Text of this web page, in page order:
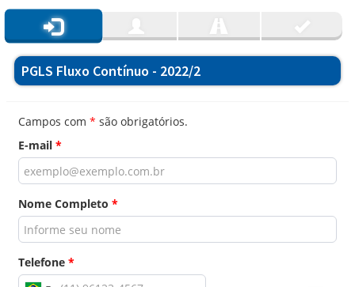
PGLS Fluxo Contínuo - 2022/2
Campos com * são obrigatórios.
E-mail *
Nome Completo *
Telefone *